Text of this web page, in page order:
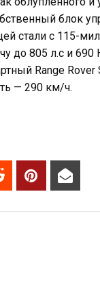
блок
стали с 115-
до 805 л.с и
Range
— 290 км/ч.